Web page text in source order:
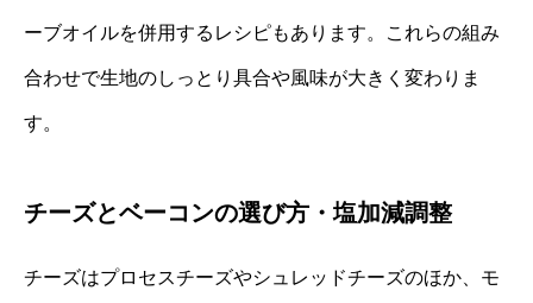
ーブオイルを併用するレシピもあります。これらの組み
合わせで生地のしっとり具合や風味が大きく変わりま
す。
チーズとベーコンの選び方・塩加減調整
チーズはプロセスチーズやシュレッドチーズのほか、モ